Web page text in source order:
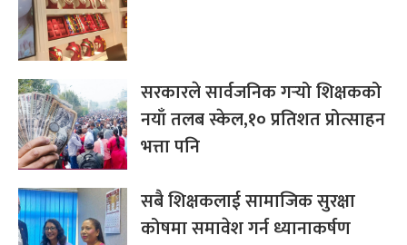
सरकारले सार्वजनिक गर्‍यो शिक्षकको
नयाँ तलब स्केल,१० प्रतिशत प्रोत्साहन
भत्ता पनि
सबै शिक्षकलाई सामाजिक सुरक्षा
कोषमा समावेश गर्न ध्यानाकर्षण